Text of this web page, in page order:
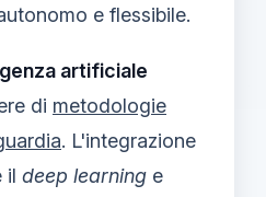
e flessibile.
artificiale
di metodologie
. L'integrazione
il deep learning e